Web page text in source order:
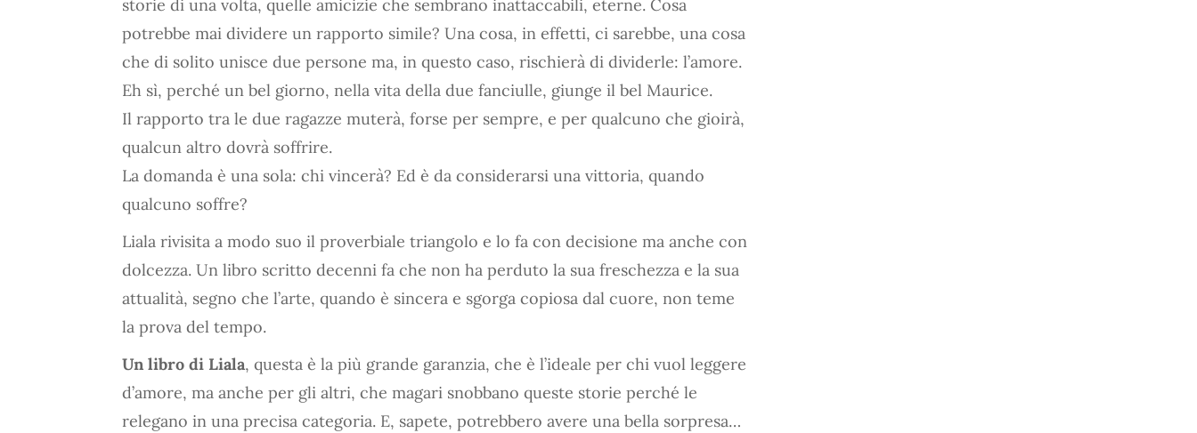
storie di una volta, quelle amicizie che sembrano inattaccabili, eterne. Cosa
potrebbe mai dividere un rapporto simile? Una cosa, in effetti, ci sarebbe, una cosa
che di solito unisce due persone ma, in questo caso, rischierà di dividerle: l’amore.
Eh sì, perché un bel giorno, nella vita della due fanciulle, giunge il bel Maurice.
Il rapporto tra le due ragazze muterà, forse per sempre, e per qualcuno che gioirà,
qualcun altro dovrà soffrire.
La domanda è una sola: chi vincerà? Ed è da considerarsi una vittoria, quando
qualcuno soffre?
Liala rivisita a modo suo il proverbiale triangolo e lo fa con decisione ma anche con
dolcezza. Un libro scritto decenni fa che non ha perduto la sua freschezza e la sua
attualità, segno che l’arte, quando è sincera e sgorga copiosa dal cuore, non teme
la prova del tempo.
Un libro di Liala, questa è la più grande garanzia, che è l’ideale per chi vuol leggere
d’amore, ma anche per gli altri, che magari snobbano queste storie perché le
relegano in una precisa categoria. E, sapete, potrebbero avere una bella sorpresa…